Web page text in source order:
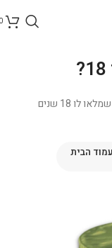
הכניסה והרכישה בחנות האתר מיועדת למי שמלאו לו 18 שנים
הבית